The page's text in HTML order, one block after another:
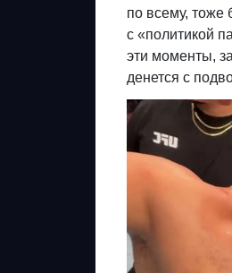
по всему, тоже
с «политикой
эти моменты,
денется с